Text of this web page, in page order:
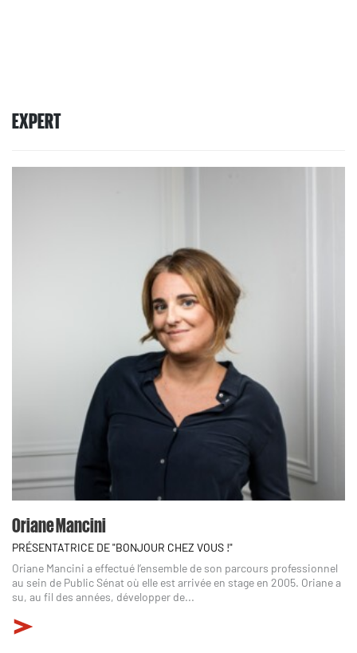
EXPERT
Oriane Mancini
PRÉSENTATRICE DE "BONJOUR CHEZ VOUS !"
Oriane Mancini a effectué l’ensemble de son parcours professionnel
au sein de Public Sénat où elle est arrivée en stage en 2005. Oriane a
su, au fil des années, développer de...